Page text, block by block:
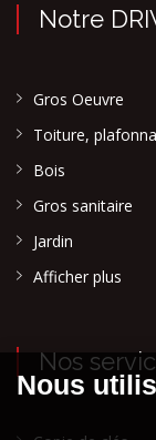
Notre
Gros Oeuvre
Toiture,
Bois
Gros sanitaire
Jardin
Afficher plus
Nos